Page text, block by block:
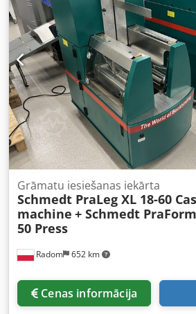
un ilgtermiņa izturību. Tehniskie dati:
Tränklein Tips: Case Bender /
iekārta Darba platums: apm. 600 mm
regulēšana Stabila čuguna
Darba galds Stāvoklis: lietota
Pielietojums: cieto vāku grāmatu
darbi, drukātavas, poligrāfijas
katalogu un vāku ražošana.
Radom 652 km
Grāmatu iesiešanas iekārta
Schmedt PraLeg XL 18-60
machine + Schmedt
50 Press
Cenas informācija